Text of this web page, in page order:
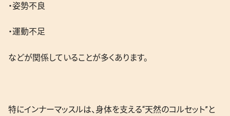
・姿勢不良
・運動不足
などが関係していることが多くあります。
特にインナーマッスルは、身体を支える“天然のコルセット”と